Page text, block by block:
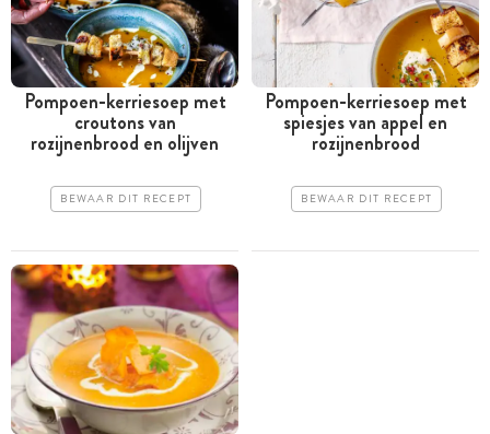
Pompoen-kerriesoep met
croutons van
rozijnenbrood en olijven
BEWAAR DIT RECEPT
Pompoen-kerriesoep met
spiesjes van appel en
rozijnenbrood
BEWAAR DIT RECEPT